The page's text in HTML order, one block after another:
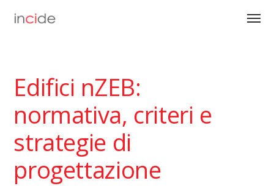
Edifici nZEB:
normativa, criteri e
strategie di
progettazione